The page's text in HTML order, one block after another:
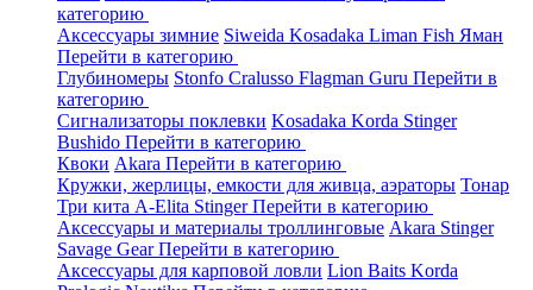
категорию
Аксессуары зимние Siweida Kosadaka Liman Fish Яман
Перейти в категорию
Глубиномеры Stonfo Cralusso Flagman Guru Перейти в
категорию
Сигнализаторы поклевки Kosadaka Korda Stinger
Bushido Перейти в категорию
Квоки Akara Перейти в категорию
Кружки, жерлицы, емкости для живца, аэраторы Тонар
Три кита A-Elita StingerПерейти в категорию
Аксессуары и материалы троллинговые Akara Stinger
Savage GearПерейти в категорию
Аксессуары для карповой ловли Lion Baits Korda